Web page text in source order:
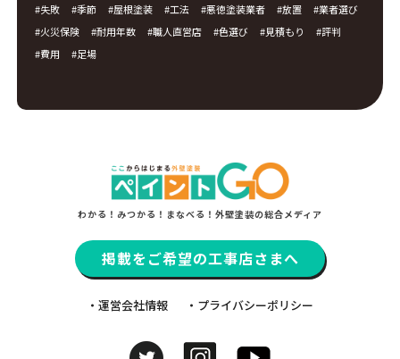
失敗
季節 屋根塗装 工法 悪徳塗装業者 放置
業者選び
火災保険
耐用年数 職人直営店 色選び 見積もり
評判
費用
足場
わかる！みつかる！まなべる！外壁塗装の総合メディア
掲載をご希望の工事店さまへ
・運営会社情報 ・プライバシーポリシー